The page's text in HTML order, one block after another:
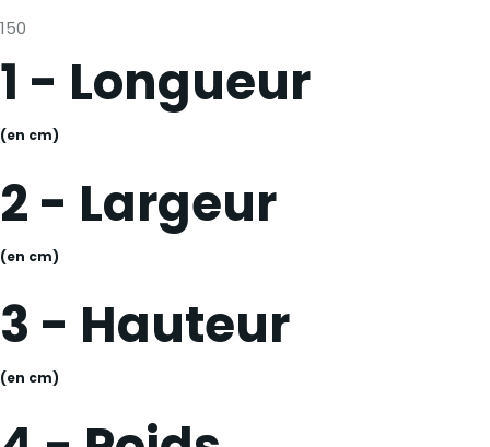
150
1 - Longueur
(en cm)
2 - Largeur
(en cm)
3 - Hauteur
(en cm)